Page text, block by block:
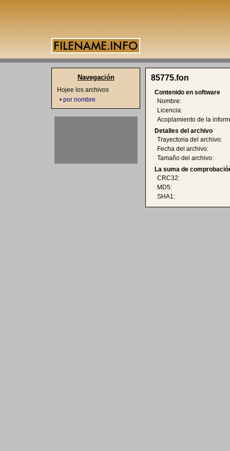
85775.fon
Contenido en software
Nombre:
Licencia:
Acoplamiento de la
Detalles del archivo
Trayectoria del archivo:
Fecha del archivo:
Tamaño del archivo:
La suma de
CRC32:
MD5:
SHA1:
Navegación
Hojee los archivos
• por nombre